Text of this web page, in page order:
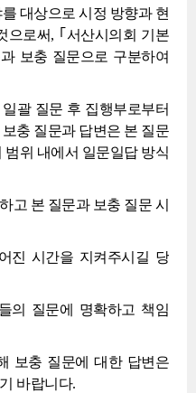
대상으로 시정 방향과 현
으로써, ｢서산시의회 기본
보충 질문으로 구분하여
괄 질문 후 집행부로부터
충 질문과 답변은 본 질문
범위 내에서 일문일답 방식
고 본 질문과 보충 질문 시
진 시간을 지켜주시길 당
의 질문에 명확하고 책임
보충 질문에 대한 답변은
바랍니다.